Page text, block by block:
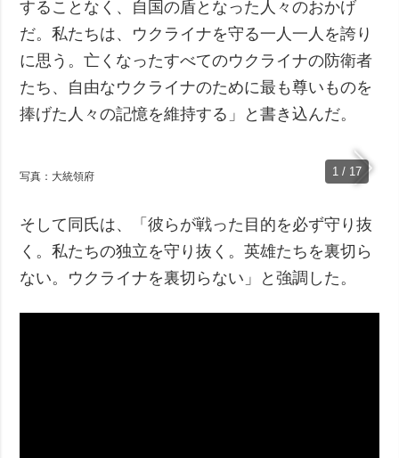
することなく、自国の盾となった人々のおかげ
だ。私たちは、ウクライナを守る一人一人を誇り
に思う。亡くなったすべてのウクライナの防衛者
たち、自由なウクライナのために最も尊いものを
捧げた人々の記憶を維持する」と書き込んだ。
1 / 17
写真：大統領府
そして同氏は、「彼らが戦った目的を必ず守り抜
く。私たちの独立を守り抜く。英雄たちを裏切ら
ない。ウクライナを裏切らない」と強調した。